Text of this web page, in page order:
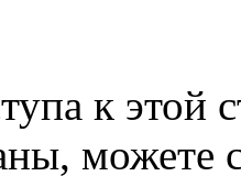
к
можете